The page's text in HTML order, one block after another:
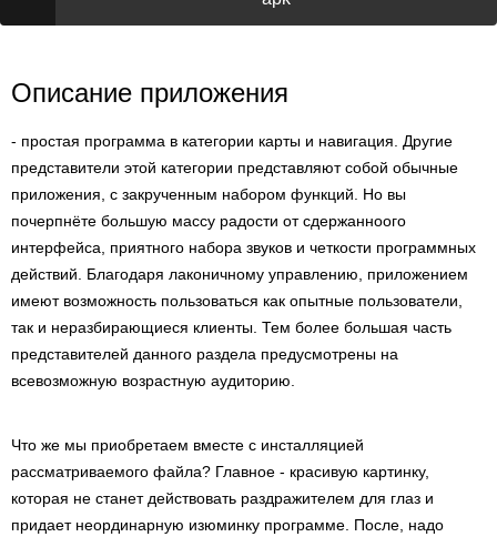
Описание приложения
- простая программа в категории карты и навигация. Другие
представители этой категории представляют собой обычные
приложения, с закрученным набором функций. Но вы
почерпнёте большую массу радости от сдержанноого
интерфейса, приятного набора звуков и четкости программных
действий. Благодаря лаконичному управлению, приложением
имеют возможность пользоваться как опытные пользователи,
так и неразбирающиеся клиенты. Тем более большая часть
представителей данного раздела предусмотрены на
всевозможную возрастную аудиторию.
Что же мы приобретаем вместе с инсталляцией
рассматриваемого файла? Главное - красивую картинку,
которая не станет действовать раздражителем для глаз и
придает неординарную изюминку программе. После, надо